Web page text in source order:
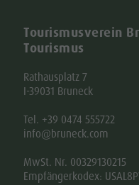
Tourismusverein
Tourismus
Rathausplatz 7
I-39031 Bruneck
Tel. +39 0474 555722
info@bruneck.com
MwSt. Nr. 00329130215
Empfängerkodex: